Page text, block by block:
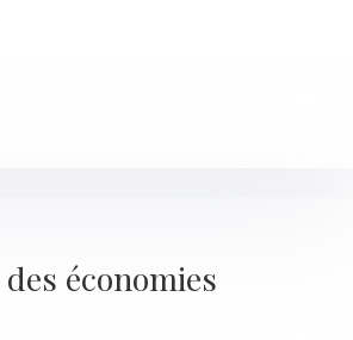
économies